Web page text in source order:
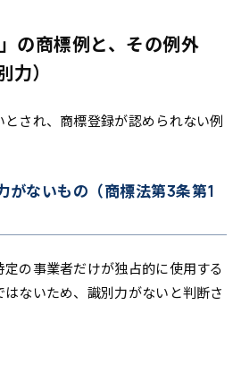
の商標例と、その例外
力）
され、商標登録が認められない例
がないもの（商標法第3条第1
の事業者だけが独占的に使用する
ないため、識別力がないと判断さ